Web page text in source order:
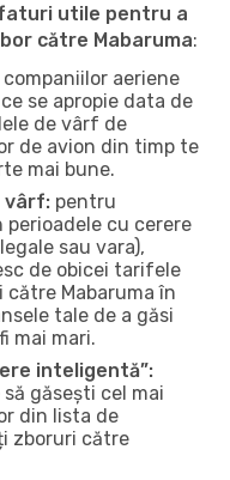
utile pentru a
către Mabaruma:
aeriene
se apropie data de
de vârf de
de avion din timp te
mai bune.
vârf: pentru
cu cerere
sau vara),
de obicei tarifele
către Mabaruma în
tale de a găsi
mai mari.
inteligentă”:
găsești cel mai
din lista de
zboruri către